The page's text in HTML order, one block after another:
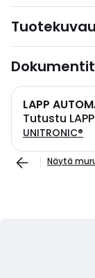
LAPP
Tutustu
UNITRONIC®
Näytä